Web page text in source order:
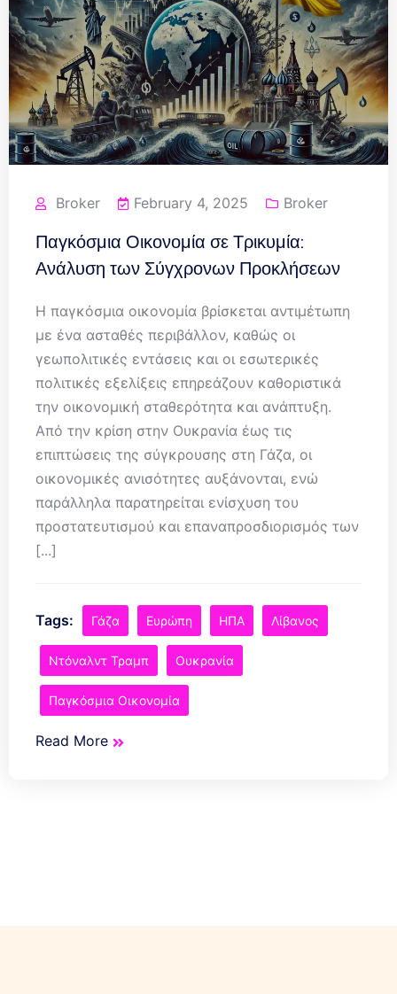
Broker February 4, 2025 Broker
Παγκόσμια Οικονομία σε Τρικυμία:
Ανάλυση των Σύγχρονων Προκλήσεων
Η παγκόσμια οικονομία βρίσκεται αντιμέτωπη
με ένα ασταθές περιβάλλον, καθώς οι
γεωπολιτικές εντάσεις και οι εσωτερικές
πολιτικές εξελίξεις επηρεάζουν καθοριστικά
την οικονομική σταθερότητα και ανάπτυξη.
Από την κρίση στην Ουκρανία έως τις
επιπτώσεις της σύγκρουσης στη Γάζα, οι
οικονομικές ανισότητες αυξάνονται, ενώ
παράλληλα παρατηρείται ενίσχυση του
προστατευτισμού και επαναπροσδιορισμός των
[...]
Tags: Γάζα Ευρώπη ΗΠΑ Λίβανος
Ντόναλντ Τραμπ Ουκρανία
Παγκόσμια Οικονομία
Read More